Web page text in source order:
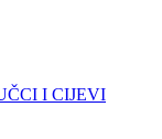
I CIJEVI